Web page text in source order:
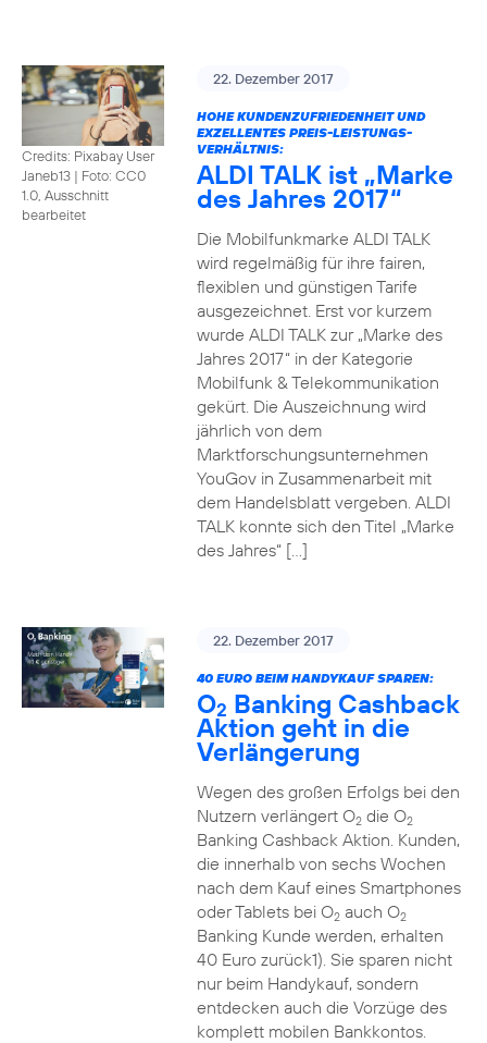
Credits: Pixabay User
Janeb13 | Foto: CC0
1.0, Ausschnitt
bearbeitet
22. Dezember 2017
HOHE KUNDENZUFRIEDENHEIT UND
EXZELLENTES PREIS-LEISTUNGS-
VERHÄLTNIS:
ALDI TALK ist „Marke
des Jahres 2017“
Die Mobilfunkmarke ALDI TALK
wird regelmäßig für ihre fairen,
flexiblen und günstigen Tarife
ausgezeichnet. Erst vor kurzem
wurde ALDI TALK zur „Marke des
Jahres 2017“ in der Kategorie
Mobilfunk & Telekommunikation
gekürt. Die Auszeichnung wird
jährlich von dem
Marktforschungsunternehmen
YouGov in Zusammenarbeit mit
dem Handelsblatt vergeben. ALDI
TALK konnte sich den Titel „Marke
des Jahres“ […]
22. Dezember 2017
40 EURO BEIM HANDYKAUF SPAREN:
O2 Banking Cashback
Aktion geht in die
Verlängerung
Wegen des großen Erfolgs bei den
Nutzern verlängert O2die O2
Banking Cashback Aktion. Kunden,
die innerhalb von sechs Wochen
nach dem Kauf eines Smartphones
oder Tablets bei O2auch O2
Banking Kunde werden, erhalten
40 Euro zurück1). Sie sparen nicht
nur beim Handykauf, sondern
entdecken auch die Vorzüge des
komplett mobilen Bankkontos.